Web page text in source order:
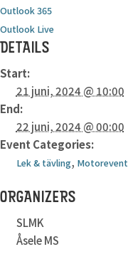
Outlook 365
Outlook Live
DETAILS
Start:
21 juni, 2024 @ 10:00
End:
22 juni, 2024 @ 00:00
Event Categories:
Lek & tävling, Motorevent
ORGANIZERS
SLMK
Åsele MS